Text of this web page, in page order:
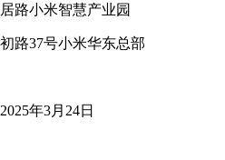
路小米智慧产业园
路37号小米华东总部
年3月24日